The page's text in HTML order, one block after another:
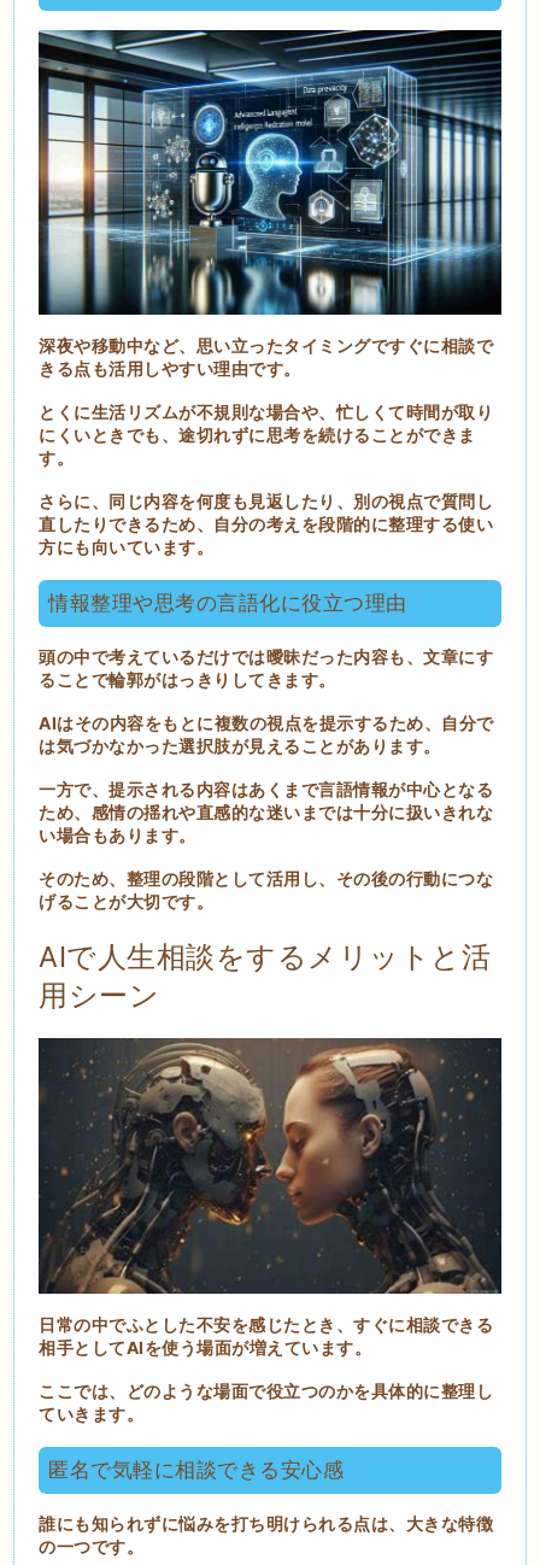
深夜や移動中など、思い立ったタイミングですぐに相談で
きる点も活用しやすい理由です。
とくに生活リズムが不規則な場合や、忙しくて時間が取り
にくいときでも、途切れずに思考を続けることができま
す。
さらに、同じ内容を何度も見返したり、別の視点で質問し
直したりできるため、自分の考えを段階的に整理する使い
方にも向いています。
情報整理や思考の言語化に役立つ理由
頭の中で考えているだけでは曖昧だった内容も、文章にす
ることで輪郭がはっきりしてきます。
AIはその内容をもとに複数の視点を提示するため、自分で
は気づかなかった選択肢が見えることがあります。
一方で、提示される内容はあくまで言語情報が中心となる
ため、感情の揺れや直感的な迷いまでは十分に扱いきれな
い場合もあります。
そのため、整理の段階として活用し、その後の行動につな
げることが大切です。
AIで人生相談をするメリットと活
用シーン
日常の中でふとした不安を感じたとき、すぐに相談できる
相手としてAIを使う場面が増えています。
ここでは、どのような場面で役立つのかを具体的に整理し
ていきます。
匿名で気軽に相談できる安心感
誰にも知られずに悩みを打ち明けられる点は、大きな特徴
の一つです。